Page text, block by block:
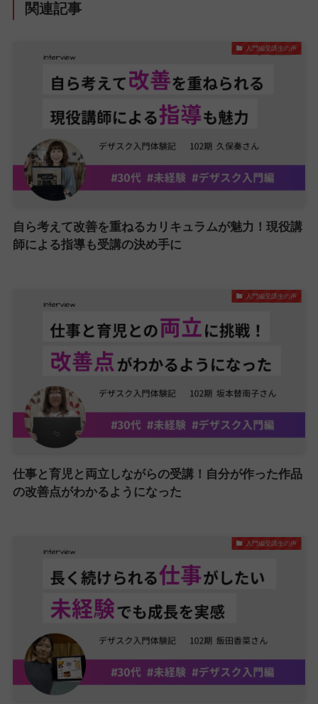
関連記事
入門編受講生の声
自ら考えて改善を重ねるカリキュラムが魅力！現役講
師による指導も受講の決め手に
入門編受講生の声
仕事と育児と両立しながらの受講！自分が作った作品
の改善点がわかるようになった
入門編受講生の声